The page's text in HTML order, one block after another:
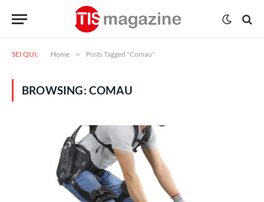
SEI QUI: Home » Posts Tagged "Comau"
BROWSING: COMAU